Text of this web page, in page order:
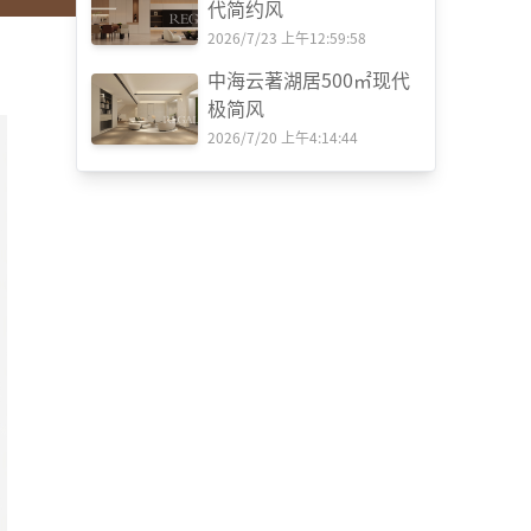
代简约风
2026/7/23 上午12:59:58
中海云著湖居500㎡现代
极简风
2026/7/20 上午4:14:44